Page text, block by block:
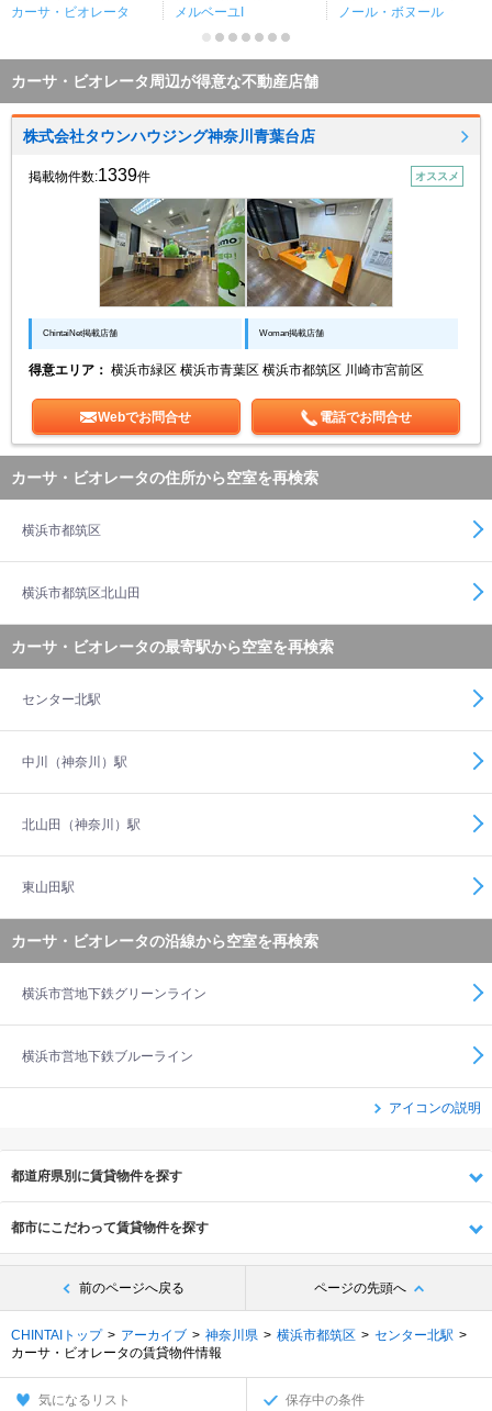
カーサ・ビオレータ メルベーユI ノール・ボヌール
カーサ・ビオレータ周辺が得意な不動産店舗
株式会社タウンハウジング神奈川青葉台店
掲載物件数:1339件 オススメ
ChintaiNet掲載店舗 Woman掲載店舗
得意エリア： 横浜市緑区 横浜市青葉区 横浜市都筑区 川崎市宮前区
Webでお問合せ 電話でお問合せ
カーサ・ビオレータの住所から空室を再検索
横浜市都筑区
横浜市都筑区北山田
カーサ・ビオレータの最寄駅から空室を再検索
センター北駅
中川（神奈川）駅
北山田（神奈川）駅
東山田駅
カーサ・ビオレータの沿線から空室を再検索
横浜市営地下鉄グリーンライン
横浜市営地下鉄ブルーライン
アイコンの説明
都道府県別に賃貸物件を探す
都市にこだわって賃貸物件を探す
前のページへ戻る ページの先頭へ
CHINTAIトップ アーカイブ 神奈川県 横浜市都筑区
センター北駅
カーサ・ビオレータの賃貸物件情報
気になるリスト 保存中の条件